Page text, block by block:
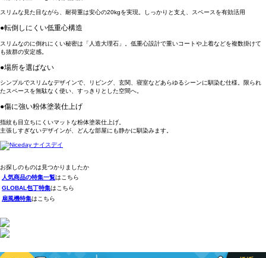
スリムな見た目ながら、耐荷重は安心の20kgを実現。しっかりと支え、スペースを有効活用
●転倒しにくい低重心構造
スリムなのに倒れにくい秘密は「人造大理石」。低重心設計で重いコートや上着などを複数掛けて
も抜群の安定感。
●場所を選ばない
シンプルでスリムなデザインで、リビング、玄関、寝室などあらゆるシーンに馴染む仕様。限られ
たスペースを無駄なく使い、すっきりとした空間へ。
●傷に強い粉体塗装仕上げ
指紋も目立ちにくいマットな粉体塗装仕上げ。
主張しすぎないデザインが、どんな部屋にも静かに馴染みます。
お探しのものは見つかりましたか
人気商品の特集一覧はこちら
GLOBAL包丁特集はこちら
扇風機特集はこちら